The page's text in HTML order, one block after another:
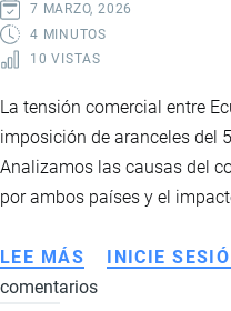
7 MARZO, 2026
4 MINUTOS
10 VISTAS
La tensión comercial entre
imposición de aranceles del
Analizamos las causas del
por ambos países y el
LEE MÁS SOBRE
TENSIÓN
INICIE
comentarios